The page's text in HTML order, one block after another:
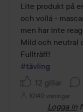
Lite produkt på
och voilá -
men har inte
Mild och neutral
#tävling
12 gillar
10140 visningar
Logga in